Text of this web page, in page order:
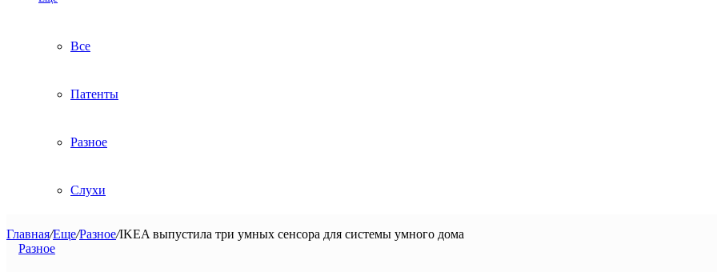
Все
Патенты
Разное
Слухи
Главная/Еще/Разное/IKEA выпустила три умных сенсора для системы умного дома
Разное